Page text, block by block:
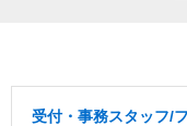
受付・事務スタッフ/